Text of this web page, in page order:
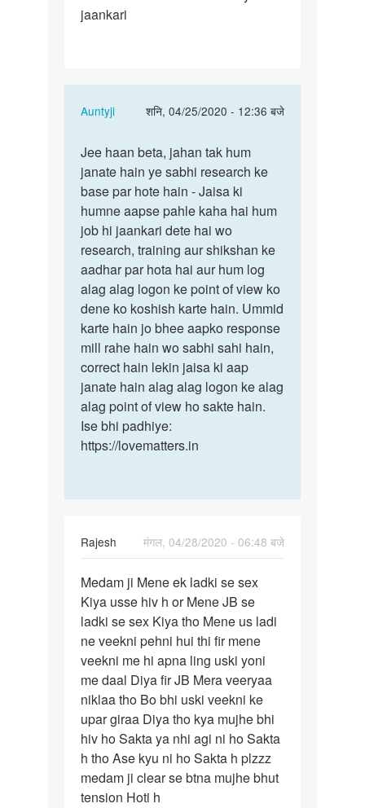
aap
jaankari
Auntyji
शनि, 04/25/2020 - 12:36 बजे
In
to
Aunti
ji
aap
Jo
jaankari…
by
Mandeep
Jee
haan
beta,
jahan
tak
hum…
Jee haan beta, jahan tak hum
janate hain ye sabhi research ke
base par hote hain - Jaisa ki
humne aapse pahle kaha hai hum
job hi jaankari dete hai wo
research, training aur shikshan ke
aadhar par hota hai aur hum log
alag alag logon ke point of view ko
dene ko koshish karte hain. Ummid
karte hain jo bhee aapko response
mill rahe hain wo sabhi sahi hain,
correct hain lekin jaisa ki aap
janate hain alag alag logon ke alag
alag point of view ho sakte hain.
Ise bhi padhiye:
https://lovematters.in
Rajesh
मंगल, 04/28/2020 - 06:48 बजे
Medam
ji
Mene
ek
ladki
se…
Medam ji Mene ek ladki se sex
Kiya usse hiv h or Mene JB se
ladki se sex Kiya tho Mene us ladi
ne veekni pehni hui thi fir mene
veekni me hi apna ling uski yoni
me daal Diya fir JB Mera veeryaa
niklaa tho Bo bhi uski veekni ke
upar giraa Diya tho kya mujhe bhi
hiv ho Sakta ya nhi agi ni ho Sakta
h tho Ase kyu ni ho Sakta h plzzz
medam ji clear se btna mujhe bhut
tension Hoti h